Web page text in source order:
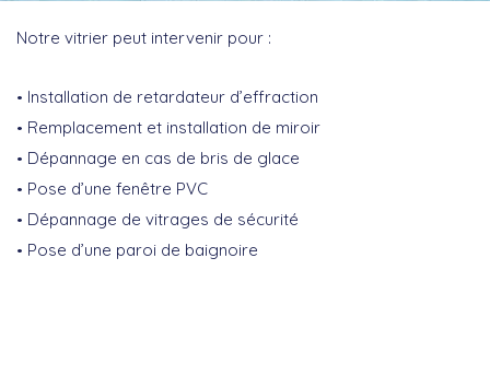
Notre vitrier peut intervenir pour :
Installation de retardateur d’effraction
Remplacement et installation de miroir
Dépannage en cas de bris de glace
Pose d’une fenêtre PVC
Dépannage de vitrages de sécurité
Pose d’une paroi de baignoire